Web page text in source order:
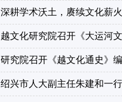
深耕学术沃土，赓续文化薪
越文化研究院召开《大运河
研究院召开《越文化通史》
绍兴市人大副主任朱建和一